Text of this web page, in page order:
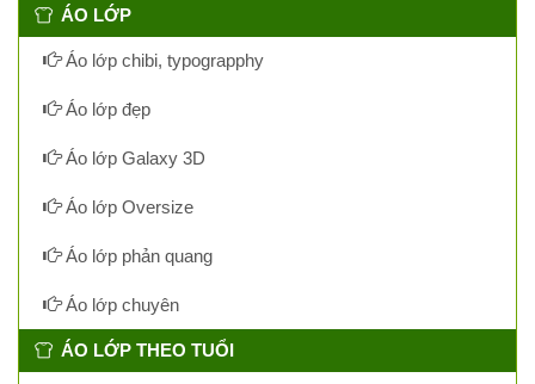
ÁO LỚP
Áo lớp chibi, typograpphy
Áo lớp đẹp
Áo lớp Galaxy 3D
Áo lớp Oversize
Áo lớp phản quang
Áo lớp chuyên
ÁO LỚP THEO TUỔI